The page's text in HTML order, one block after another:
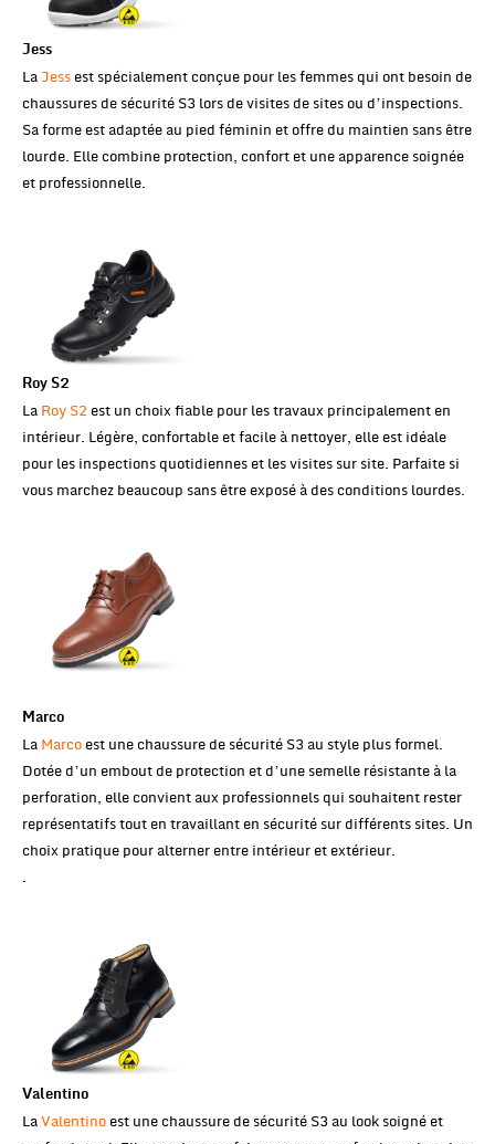
Jess
LaJess est spécialement conçue pour les femmes qui ont besoin de
chaussures de sécurité S3 lors de visites de sites ou d’inspections.
Sa forme est adaptée au pied féminin et offre du maintien sans être
lourde. Elle combine protection, confort et une apparence soignée
et professionnelle.
Roy S2
La Roy S2 est un choix fiable pour les travaux principalement en
intérieur. Légère, confortable et facile à nettoyer, elle est idéale
pour les inspections quotidiennes et les visites sur site. Parfaite si
vous marchez beaucoup sans être exposé à des conditions lourdes.
Marco
La Marco est une chaussure de sécurité S3 au style plus formel.
Dotée d’un embout de protection et d’une semelle résistante à la
perforation, elle convient aux professionnels qui souhaitent rester
représentatifs tout en travaillant en sécurité sur différents sites. Un
choix pratique pour alterner entre intérieur et extérieur.
.
Valentino
LaValentino est une chaussure de sécurité S3 au look soigné et